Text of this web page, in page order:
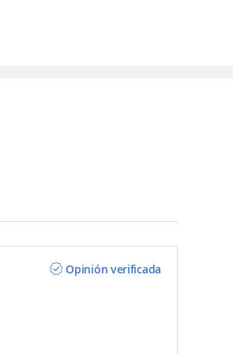
Opinión verificada